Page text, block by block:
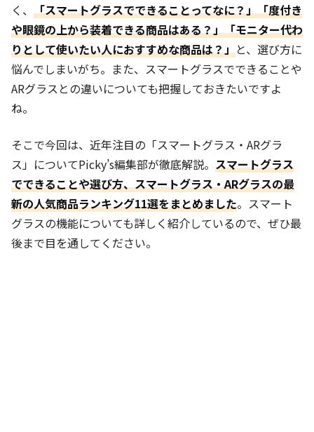
く、 「スマートグラスでできることってなに？」「度付き
や眼鏡の上から装着できる商品はある？」「モニター代わ
りとして使いたい人におすすめな商品は？」と、選び方に
悩んでしまいがち。また、スマートグラスでできることや
ARグラスとの違いについても把握しておきたいですよ
ね。
そこで今回は、近年注目の「スマートグラス・ARグラ
ス」についてPicky’s編集部が徹底解説。 スマートグラス
でできることや選び方、スマートグラス・ARグラスの最
新の人気商品ランキング11選をまとめました。スマート
グラスの機能についても詳しく紹介しているので、ぜひ最
後まで目を通してください。